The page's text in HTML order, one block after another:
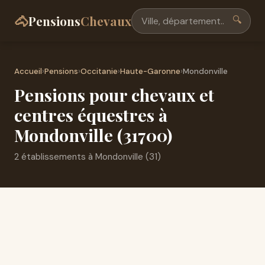
🐴PensionsChevaux 🔍
Accueil›Pensions›Occitanie›Haute-Garonne›Mondonville
Pensions pour chevaux et
centres équestres à
Mondonville (31700)
2 établissements à Mondonville (31)